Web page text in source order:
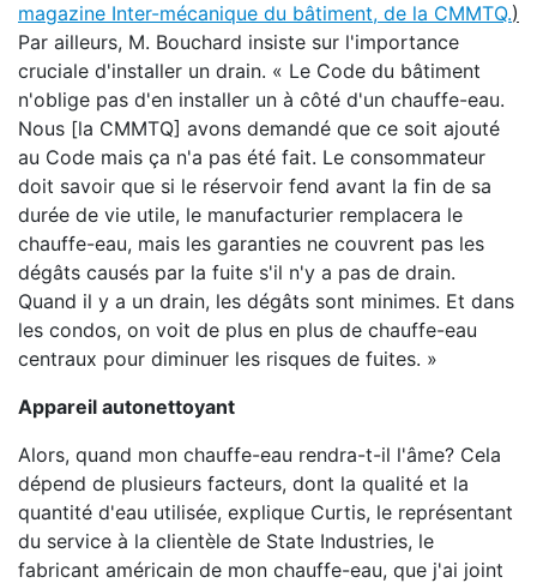
magazine Inter-mécanique du bâtiment, de la CMMTQ.)
Par ailleurs, M. Bouchard insiste sur l'importance
cruciale d'installer un drain. « Le Code du bâtiment
n'oblige pas d'en installer un à côté d'un chauffe-eau.
Nous [la CMMTQ] avons demandé que ce soit ajouté
au Code mais ça n'a pas été fait. Le consommateur
doit savoir que si le réservoir fend avant la fin de sa
durée de vie utile, le manufacturier remplacera le
chauffe-eau, mais les garanties ne couvrent pas les
dégâts causés par la fuite s'il n'y a pas de drain.
Quand il y a un drain, les dégâts sont minimes. Et dans
les condos, on voit de plus en plus de chauffe-eau
centraux pour diminuer les risques de fuites. »
Appareil autonettoyant
Alors, quand mon chauffe-eau rendra-t-il l'âme? Cela
dépend de plusieurs facteurs, dont la qualité et la
quantité d'eau utilisée, explique Curtis, le représentant
du service à la clientèle de State Industries, le
fabricant américain de mon chauffe-eau, que j'ai joint